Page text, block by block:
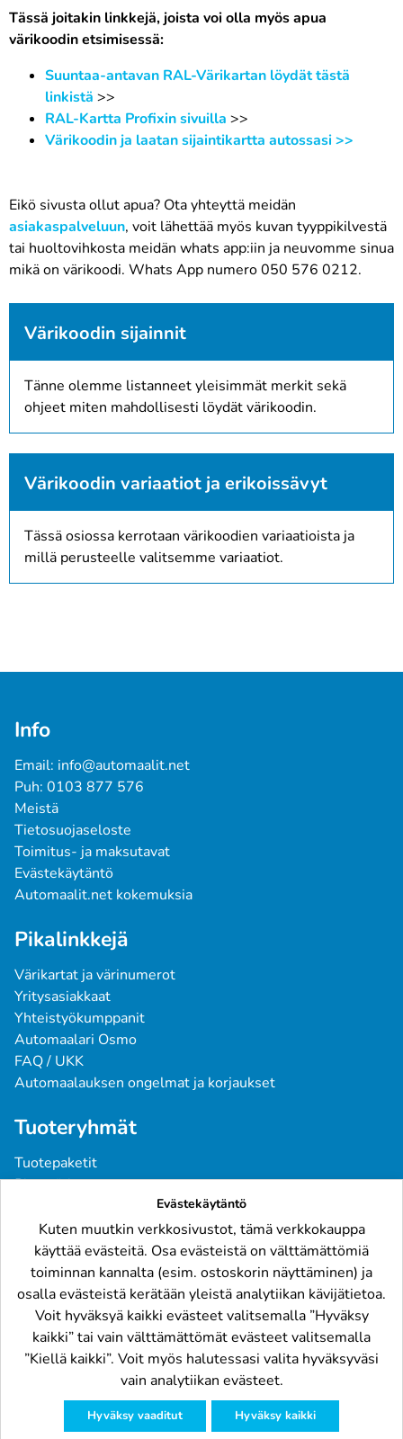
Tässä joitakin linkkejä, joista voi olla myös apua
värikoodin etsimisessä:
Suuntaa-antavan RAL-Värikartan löydät tästä
linkistä >>
RAL-Kartta Profixin sivuilla >>
Värikoodin ja laatan sijaintikartta autossasi >>
Eikö sivusta ollut apua? Ota yhteyttä meidän
asiakaspalveluun, voit lähettää myös kuvan tyyppikilvestä
tai huoltovihkosta meidän whats app:iin ja neuvomme sinua
mikä on värikoodi. Whats App numero 050 576 0212.
Värikoodin sijainnit
Tänne olemme listanneet yleisimmät merkit sekä
ohjeet miten mahdollisesti löydät värikoodin.
Värikoodin variaatiot ja erikoissävyt
Tässä osiossa kerrotaan värikoodien variaatioista ja
millä perusteelle valitsemme variaatiot.
Info
Email: info@automaalit.net
Puh: 0103 877 576
Meistä
Tietosuojaseloste
Toimitus- ja maksutavat
Evästekäytäntö
Automaalit.net kokemuksia
Pikalinkkejä
Värikartat ja värinumerot
Yritysasiakkaat
Yhteistyökumppanit
Automaalari Osmo
FAQ / UKK
Automaalauksen ongelmat ja korjaukset
Tuoteryhmät
Tuotepaketit
Pintavärit
Pohjatuotteet
Tarvikkeet
Raskaskalusto
Löydät meidät
© Automaalit.net 2024
Evästekäytäntö
Kuten muutkin verkkosivustot, tämä verkkokauppa
käyttää evästeitä. Osa evästeistä on välttämättömiä
toiminnan kannalta (esim. ostoskorin näyttäminen) ja
osalla evästeistä kerätään yleistä analytiikan kävijätietoa.
Voit hyväksyä kaikki evästeet valitsemalla ”Hyväksy
kaikki” tai vain välttämättömät evästeet valitsemalla
”Kiellä kaikki”. Voit myös halutessasi valita hyväksyväsi
vain analytiikan evästeet.
Hyväksy vaaditut Hyväksy kaikki